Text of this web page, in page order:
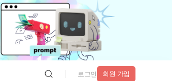
로그인 회원 가입